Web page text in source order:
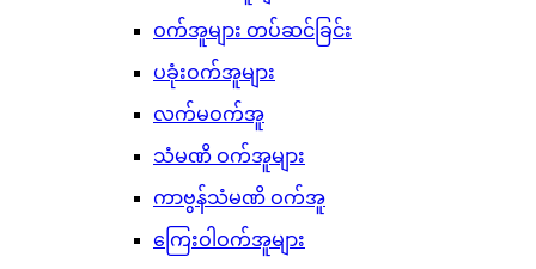
ဝက်အူများ တပ်ဆင်ခြင်း
ပခုံးဝက်အူများ
လက်မဝက်အူ
သံမဏိ ဝက်အူများ
ကာဗွန်သံမဏိ ဝက်အူ
ကြေးဝါဝက်အူများ